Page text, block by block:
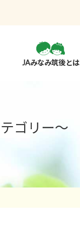
JAみなみ筑後とは
ゴリー～